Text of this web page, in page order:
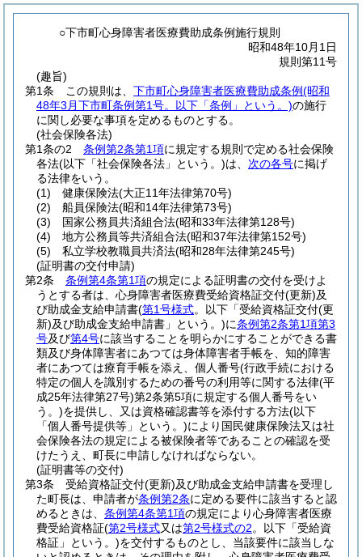
○下市町心身障害者医療費助成条例施行規則
昭和48年10月1日
規則第11号
(趣旨)
第1条
この規則は、 下市町心身障害者医療費助成条例(昭和
48年3月下市町条例第1号。以下「条例」という。)の施行
に関し必要な事項を定めるものとする。
(社会保険各法)
第1条の2
条例第2条第1項に規定する規則で定める社会保険
各法(以下「社会保険各法」という。)は、 次の各号に掲げ
る法律をいう。
(1)
健康保険法(大正11年法律第70号)
(2)
船員保険法(昭和14年法律第73号)
(3)
国家公務員共済組合法(昭和33年法律第128号)
(4)
地方公務員等共済組合法(昭和37年法律第152号)
(5)
私立学校教職員共済法(昭和28年法律第245号)
(証明書の交付申請)
第2条
条例第4条第1項の規定による証明書の交付を受けよ
うとする者は、心身障害者医療費受給資格証交付(更新)及
び助成金支給申請書(第1号様式。以下「受給資格証交付(更
新)及び助成金支給申請書」という。)に条例第2条第1項第3
号及び第4号に該当することを明らかにすることができる書
類及び身体障害者にあつては身体障害者手帳を、知的障害
者にあつては療育手帳を添え、個人番号(行政手続における
特定の個人を識別するための番号の利用等に関する法律(平
成25年法律第27号)第2条第5項に規定する個人番号をい
う。)を提供し、又は資格確認書等を添付する方法(以下
「個人番号提供等」という。)により国民健康保険法又は社
会保険各法の規定による被保険者等であることの確認を受
けたうえ、町長に申請しなければならない。
(証明書等の交付)
第3条
受給資格証交付(更新)及び助成金支給申請書を受理し
た町長は、申請者が条例第2条に定める要件に該当すると認
めるときは、 条例第4条第1項の規定により心身障害者医療
費受給資格証(第2号様式又は第2号様式の2。以下「受給資
格証」という。)を交付するものとし、当該要件に該当しな